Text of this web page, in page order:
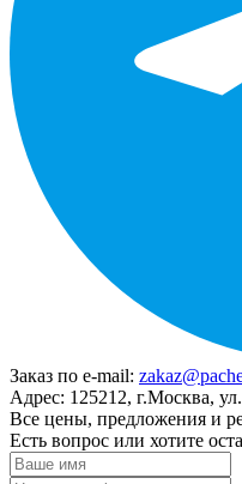
Заказ по e-mail:
Адрес: 125212, г.Москва,
Все цены, предложения и
Есть вопрос или хотите